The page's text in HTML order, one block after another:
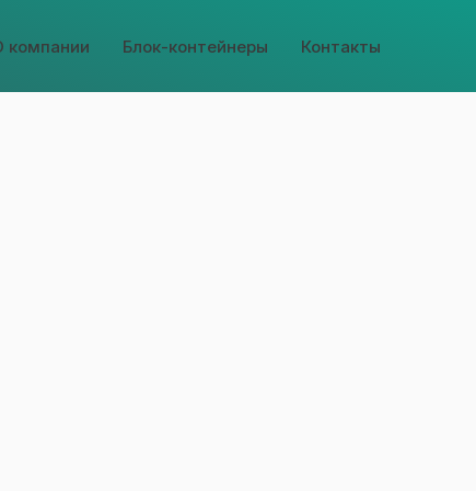
компании Блок-контейнеры Контакты